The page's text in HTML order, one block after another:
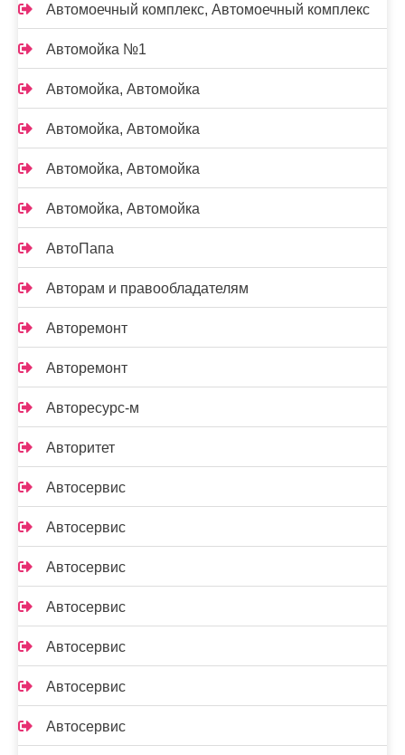
Автомоечный комплекс, Автомоечный комплекс
Автомойка №1
Автомойка, Автомойка
Автомойка, Автомойка
Автомойка, Автомойка
Автомойка, Автомойка
АвтоПапа
Авторам и правообладателям
Авторемонт
Авторемонт
Авторесурс-м
Авторитет
Автосервис
Автосервис
Автосервис
Автосервис
Автосервис
Автосервис
Автосервис